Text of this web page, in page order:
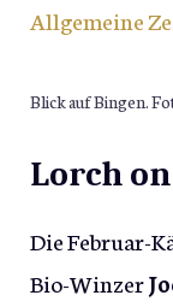
Allgemeine
Blick auf Bingen.
Lorch
Die Februar-
Bio-Winzer